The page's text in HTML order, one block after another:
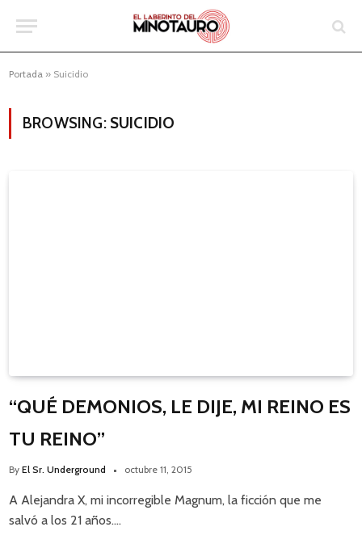
Portada » Suicidio
BROWSING: SUICIDIO
“QUÉ DEMONIOS, LE DIJE, MI REINO ES
TU REINO”
By El Sr. Underground octubre 11, 2015
A Alejandra X, mi incorregible Magnum, la ficción que me
salvó a los 21 años.…